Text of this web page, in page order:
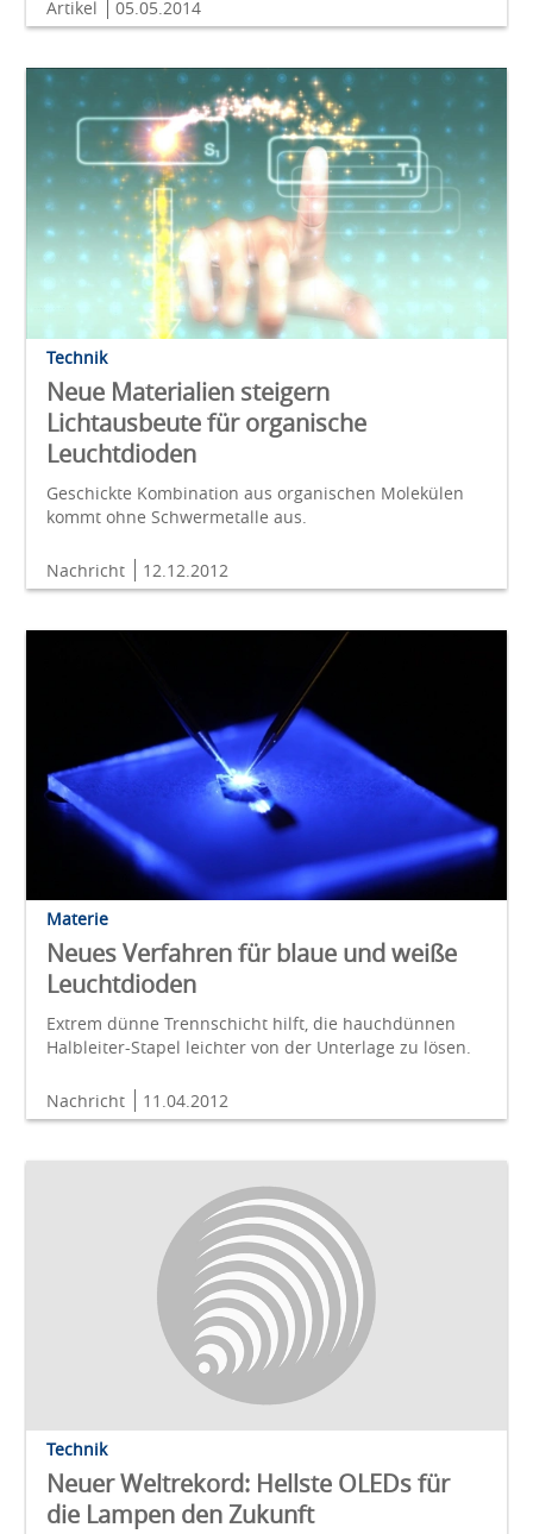
Artikel 05.05.2014
Technik
Neue Materialien steigern
Lichtausbeute für organische
Leuchtdioden
Geschickte Kombination aus organischen Molekülen
kommt ohne Schwermetalle aus.
Nachricht 12.12.2012
Materie
Neues Verfahren für blaue und weiße
Leuchtdioden
Extrem dünne Trennschicht hilft, die hauchdünnen
Halbleiter-Stapel leichter von der Unterlage zu lösen.
Nachricht 11.04.2012
Technik
Neuer Weltrekord: Hellste OLEDs für
die Lampen den Zukunft